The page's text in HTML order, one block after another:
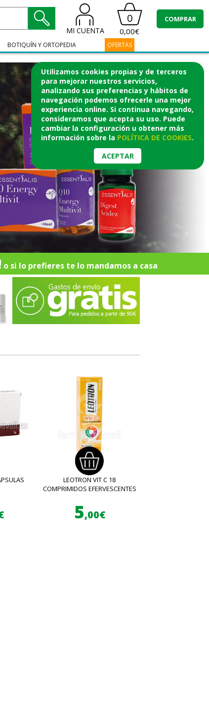
Utilizamos cookies propias y de terceros
para mejorar nuestros servicios,
analizando sus preferencias y hábitos de
navegación podemos ofrecerle una mejor
experiencia online. Si continua navegando,
consideramos que acepta su uso. Puede
cambiar la configuración u obtener más
información sobre la POLÍTICA DE COOKIES.
ACEPTAR
MI CUENTA
0
0,00€
COMPRAR
BOTIQUÍN Y ORTOPEDIA OFERTAS
o si lo prefieres te lo mandamos a casa
LEOTRON VIT C 18
COMPRIMIDOS EFERVESCENTES
5,00€